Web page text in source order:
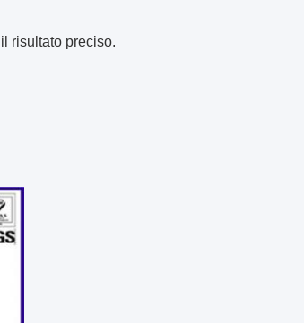
risultato preciso.